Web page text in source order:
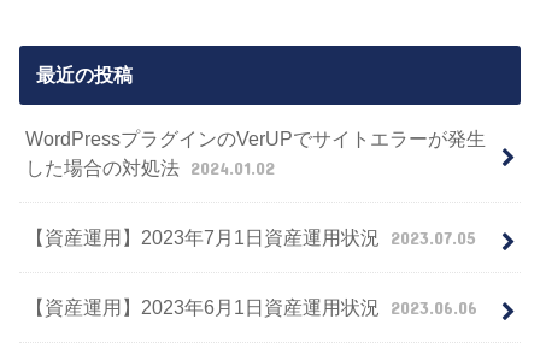
最近の投稿
WordPressプラグインのVerUPでサイトエラーが発生
した場合の対処法 2024.01.02
【資産運用】2023年7月1日資産運用状況 2023.07.05
【資産運用】2023年6月1日資産運用状況 2023.06.06